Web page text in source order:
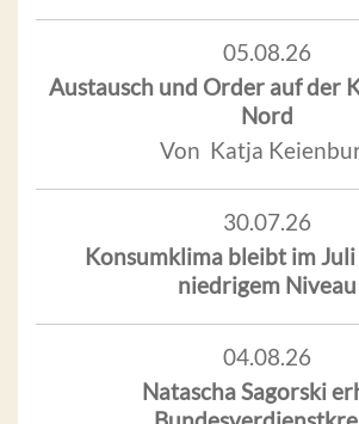
05.08.26
Austausch und Order auf der
Nord
Von Katja
30.07.26
Konsumklima bleibt im
niedrigem Niveau
04.08.26
Natascha Sagorski